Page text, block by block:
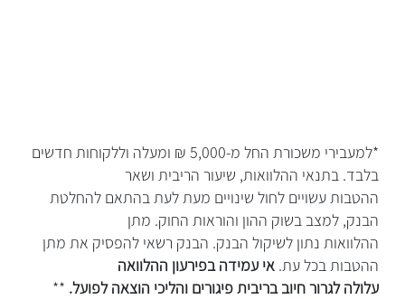
*למעבירי משכורת החל מ-5,000 ₪ ומעלה וללקוחות חדשים
בלבד. בתנאי ההלוואות, שיעור הריבית ושאר
ההטבות עשויים לחול שינויים מעת לעת בהתאם להחלטת
הבנק, למצב בשוק ההון והוראות החוק. מתן
ההלוואות נתון לשיקול הבנק. הבנק רשאי להפסיק את מתן
ההטבות בכל עת.אי עמידה בפירעון ההלוואה
עלולה לגרור חיוב בריבית פיגורים והליכי הוצאה לפועל. **